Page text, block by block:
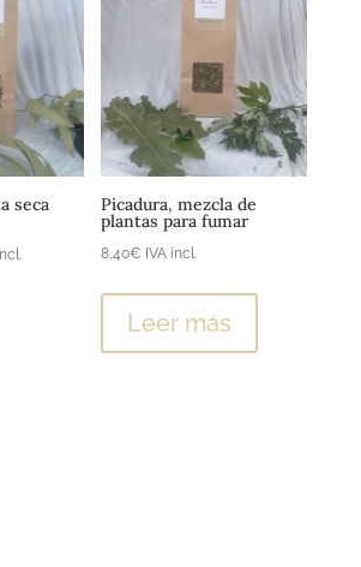
seca
al
Picadura, mezcla de
plantas para fumar
8,40€ IVA incl.
Leer más